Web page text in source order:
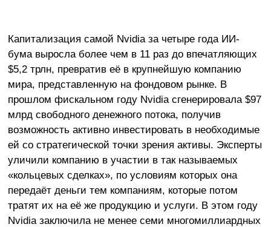
Капитализация самой Nvidia за четыре года ИИ-
бума выросла более чем в 11 раз до впечатляющих
$5,2 трлн, превратив её в крупнейшую компанию
мира, представленную на фондовом рынке. В
прошлом фискальном году Nvidia сгенерировала $97
млрд свободного денежного потока, получив
возможность активно инвестировать в необходимые
ей со стратегической точки зрения активы. Эксперты
уличили компанию в участии в так называемых
«кольцевых сделках», по условиям которых она
передаёт деньги тем компаниям, которые потом
тратят их на её же продукцию и услуги. В этом году
Nvidia заключила не менее семи многомиллиардных